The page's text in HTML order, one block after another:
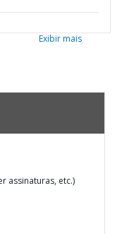
Exibir mais
assinaturas, etc.)